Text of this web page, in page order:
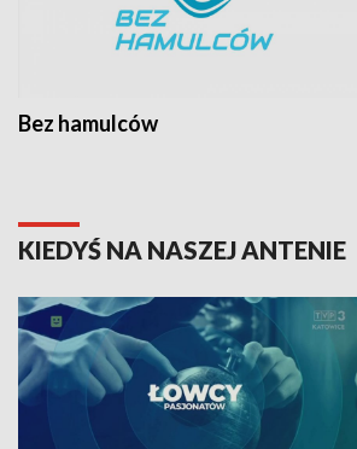
Bez hamulców
KIEDYŚ NA NASZEJ ANTENIE